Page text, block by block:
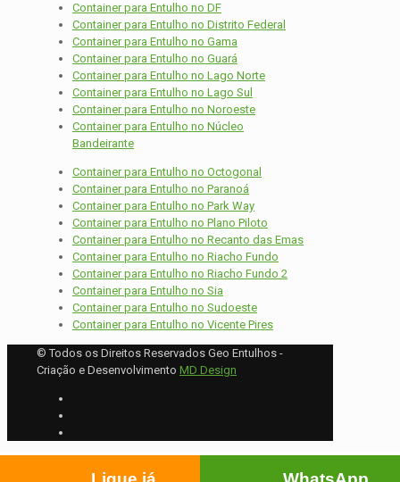
Container para Entulho no DF
Container para Entulho no Distrito Federal
Container para Entulho no Gama
Container para Entulho no Guará
Container para Entulho no Lago Norte
Container para Entulho no Lago Sul
Container para Entulho no Noroeste
Container para Entulho no Núcleo
Bandeirante
Container para Entulho no Octogonal
Container para Entulho no Paranoá
Container para Entulho no Park Way
Container para Entulho no Plano Piloto
Container para Entulho no Recanto das Emas
Container para Entulho no Riacho Fundo
Container para Entulho no Riacho Fundo 2
Container para Entulho no Sia
Container para Entulho no Sudoeste
Container para Entulho no Vicente Pires
© Todos os Direitos Reservados Geo Entulhos -
Criação e Desenvolvimento MD Design